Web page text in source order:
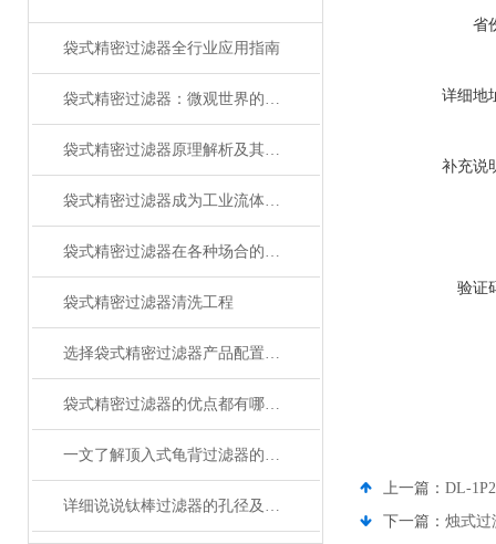
袋式精密过滤器全行业应用指南
袋式精密过滤器：微观世界的纯净守护者
袋式精密过滤器原理解析及其在工业过滤中的应用
袋式精密过滤器成为工业流体清洁的高效守护者
袋式精密过滤器在各种场合的应用能有多理想？你看了就知道
袋式精密过滤器清洗工程
选择袋式精密过滤器产品配置说明
袋式精密过滤器的优点都有哪些呢？
一文了解顶入式龟背过滤器的特点有哪些？
详细说说钛棒过滤器的孔径及其作用
省
详细地
补充说
验证
上一篇： DL-
下一篇： 烛式过